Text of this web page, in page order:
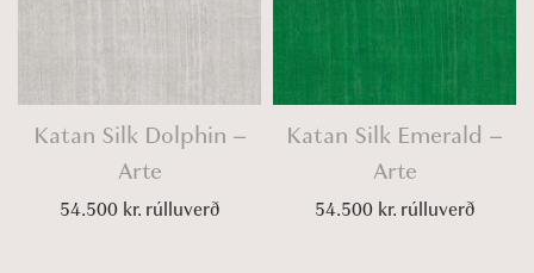
Katan Silk Dolphin –
Arte
54.500 kr.rúlluverð
Katan Silk Emerald –
Arte
54.500 kr.rúlluverð